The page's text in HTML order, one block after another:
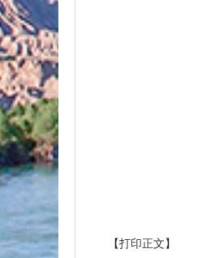
【打印正文】